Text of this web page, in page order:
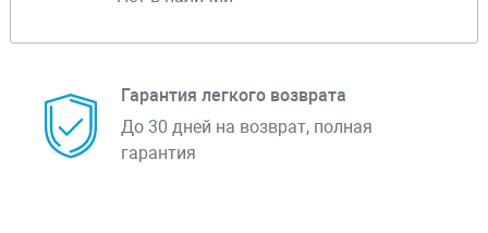
Гарантия легкого возврата
До 30 дней на возврат, полная
гарантия